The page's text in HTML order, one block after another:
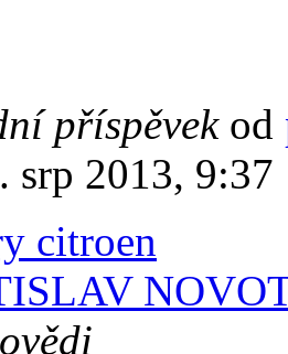
příspěvek od
srp 2013, 9:37
citroen